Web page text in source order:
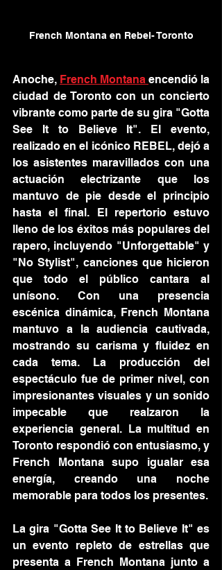
French Montana en Rebel- Toronto
Anoche, French Montana encendió la
ciudad de Toronto con un concierto
vibrante como parte de su gira "Gotta
See It to Believe It". El evento,
realizado en el icónico REBEL, dejó a
los asistentes maravillados con una
actuación electrizante que los
mantuvo de pie desde el principio
hasta el final. El repertorio estuvo
lleno de los éxitos más populares del
rapero, incluyendo "Unforgettable" y
"No Stylist", canciones que hicieron
que todo el público cantara al
unísono. Con una presencia
escénica dinámica, French Montana
mantuvo a la audiencia cautivada,
mostrando su carisma y fluidez en
cada tema. La producción del
espectáculo fue de primer nivel, con
impresionantes visuales y un sonido
impecable que realzaron la
experiencia general. La multitud en
Toronto respondió con entusiasmo, y
French Montana supo igualar esa
energía, creando una noche
memorable para todos los presentes.
La gira "Gotta See It to Believe It" es
un evento repleto de estrellas que
presenta a French Montana junto a